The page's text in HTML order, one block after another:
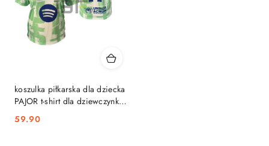
koszulka piłkarska dla dziecka
PAJOR t-shirt dla dziewczynki
BARCELONA SK
Cena:
59.90